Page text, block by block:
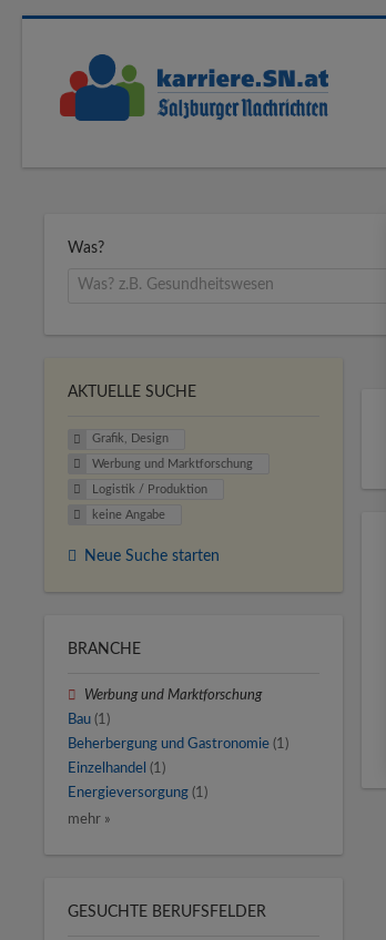
Was?
AKTUELLE SUCHE
Grafik, Design
Werbung und Marktforschung
Logistik / Produktion
keine Angabe
Neue Suche starten
BRANCHE
Werbung und Marktforschung
Bau (1)
Beherbergung und Gastronomie (1)
Einzelhandel (1)
Energieversorgung (1)
mehr »
GESUCHTE BERUFSFELDER